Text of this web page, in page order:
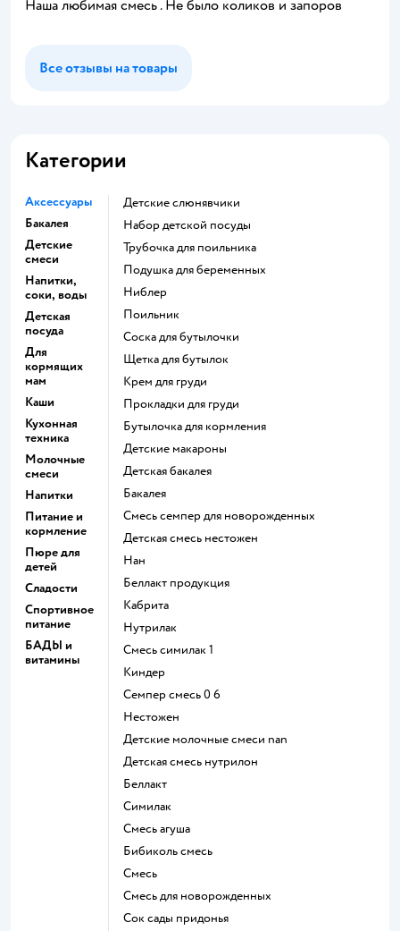
Наша любимая смесь . Не было коликов и запоров
Все отзывы на товары
Категории
Аксессуары
Бакалея
Детские
смеси
Напитки,
соки, воды
Детская
посуда
Для
кормящих
мам
Каши
Кухонная
техника
Молочные
смеси
Напитки
Питание и
кормление
Пюре для
детей
Сладости
Спортивное
питание
БАДЫ и
витамины
детские слюнявчики
набор детской посуды
трубочка для поильника
подушка для беременных
ниблер
поильник
соска для бутылочки
щетка для бутылок
крем для груди
прокладки для груди
бутылочка для кормления
детские макароны
детская бакалея
бакалея
смесь семпер для новорожденных
детская смесь нестожен
нан
беллакт продукция
кабрита
нутрилак
смесь симилак 1
киндер
семпер смесь 0 6
нестожен
Детские молочные смеси nan
детская смесь нутрилон
беллакт
симилак
смесь агуша
бибиколь смесь
смесь
смесь для новорожденных
сок сады придонья